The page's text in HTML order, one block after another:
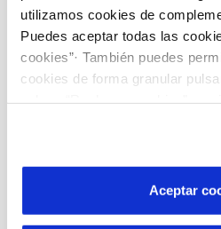
utilizamos cookies de
Puedes aceptar todas las
cookies”· También puedes
cookies de forma granular
son indispensables para que
por tanto no se pueden
más información en nuestra
Aceptar
exclusión